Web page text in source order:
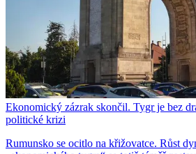
Ekonomický zázrak skončil. Tygr je bez
politické krizi
Rumunsko se ocitlo na křižovatce. Růst